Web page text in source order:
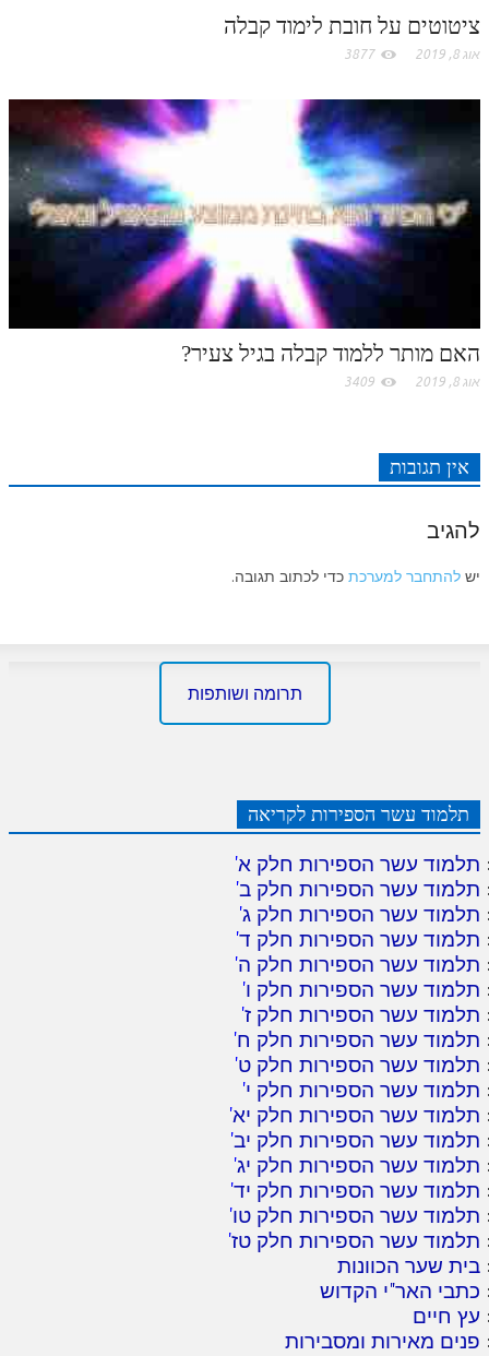
.
o
m
ציטוטים על חובת לימוד קבלה
אוג 8, 2019 3877
האם מותר ללמוד קבלה בגיל צעיר?
אוג 8, 2019 3409
אין תגובות
להגיב
יש להתחבר למערכת כדי לכתוב תגובה.
תרומה ושותפות
תלמוד עשר הספירות לקריאה
תלמוד עשר הספירות חלק א'
תלמוד עשר הספירות חלק ב'
תלמוד עשר הספירות חלק ג'
תלמוד עשר הספירות חלק ד'
תלמוד עשר הספירות חלק ה'
תלמוד עשר הספירות חלק ו'
תלמוד עשר הספירות חלק ז'
תלמוד עשר הספירות חלק ח'
תלמוד עשר הספירות חלק ט'
תלמוד עשר הספירות חלק י'
תלמוד עשר הספירות חלק יא'
תלמוד עשר הספירות חלק יב'
תלמוד עשר הספירות חלק יג'
תלמוד עשר הספירות חלק יד'
תלמוד עשר הספירות חלק טו'
תלמוד עשר הספירות חלק טז'
בית שער הכוונות
כתבי האר"י הקדוש
עץ חיים
פנים מאירות ומסבירות